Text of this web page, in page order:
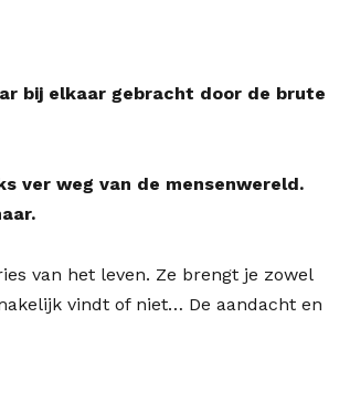
bij elkaar gebracht door de brute
ver weg van de mensenwereld.
van het leven. Ze brengt je zowel
vindt of niet… De aandacht en